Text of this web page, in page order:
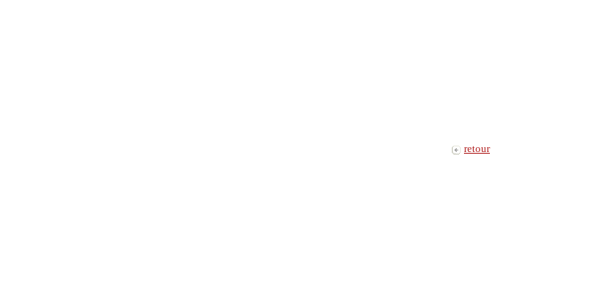
retour